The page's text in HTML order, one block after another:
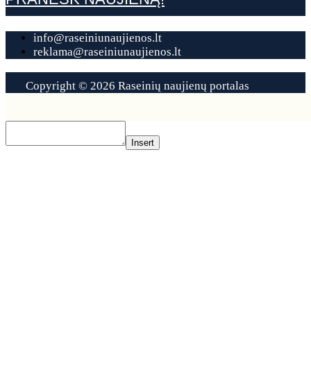
info@raseiniunaujienos.lt
reklama@raseiniunaujienos.lt
Copyright © 2026 Raseinių naujienų portalas
Contact
Insert